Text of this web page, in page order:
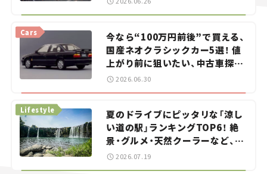
今なら“100万円前後”で買える、
国産ネオクラシックカー5選！ 値
上がり前に狙いたい、中古車探し
をお手伝い――ちょっとイケてるマ
Cars
2026.06.30
夏のドライブにピッタリな「涼し
い道の駅」ランキングTOP6！ 絶
景・グルメ・天然クーラーなど、避
暑におすすめのスポットを紹介
【道の駅マニアの推し駅ガイド】
Lifestyle
2026.07.19